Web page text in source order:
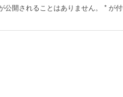
公開されることはありません。 * が